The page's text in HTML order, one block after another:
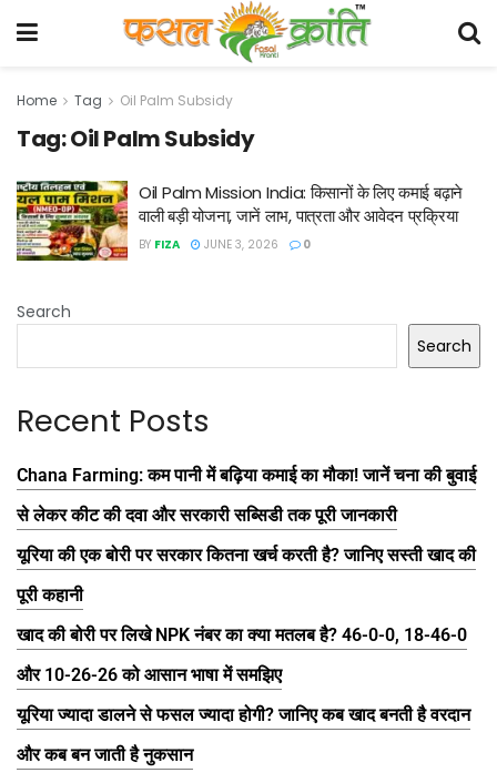
Home Tag Oil Palm Subsidy
Tag:Oil Palm Subsidy
Oil Palm Mission India: किसानों के लिए कमाई बढ़ाने
वाली बड़ी योजना, जानें लाभ, पात्रता और आवेदन प्रक्रिया
BY FIZA JUNE 3, 2026 0
Search
Search
Recent Posts
Chana Farming: कम पानी में बढ़िया कमाई का मौका! जानें चना की बुवाई
से लेकर कीट की दवा और सरकारी सब्सिडी तक पूरी जानकारी
यूरिया की एक बोरी पर सरकार कितना खर्च करती है? जानिए सस्ती खाद की
पूरी कहानी
खाद की बोरी पर लिखे NPK नंबर का क्या मतलब है? 46-0-0, 18-46-0
और 10-26-26 को आसान भाषा में समझिए
यूरिया ज्यादा डालने से फसल ज्यादा होगी? जानिए कब खाद बनती है वरदान
और कब बन जाती है नुकसान